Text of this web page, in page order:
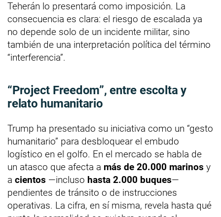
Teherán lo presentará como imposición. La
consecuencia es clara: el riesgo de escalada ya
no depende solo de un incidente militar, sino
también de una interpretación política del término
“interferencia”.
“Project Freedom”, entre escolta y
relato humanitario
Trump ha presentado su iniciativa como un “gesto
humanitario” para desbloquear el embudo
logístico en el golfo. En el mercado se habla de
un atasco que afecta a más de 20.000 marinos y
a cientos —incluso hasta 2.000 buques—
pendientes de tránsito o de instrucciones
operativas. La cifra, en sí misma, revela hasta qué